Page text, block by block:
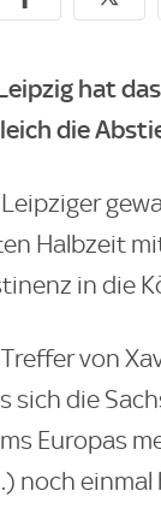
hat
die
Halbzeit
in die
von
sich die
Europas
noch einmal